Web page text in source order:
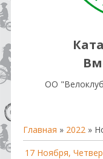
OO
Главная » 2022 »
17 Ноября,